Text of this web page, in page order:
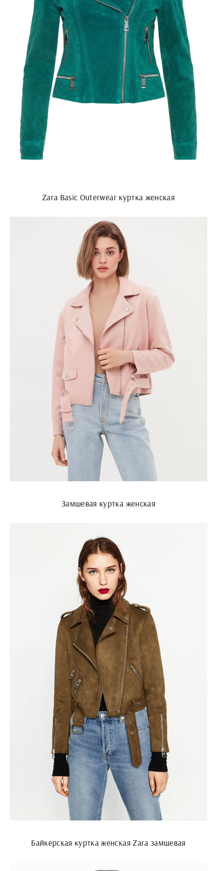
Zara Basic Outerwear куртка женская
Замшевая куртка женская
Байкерская куртка женская Zara замшевая